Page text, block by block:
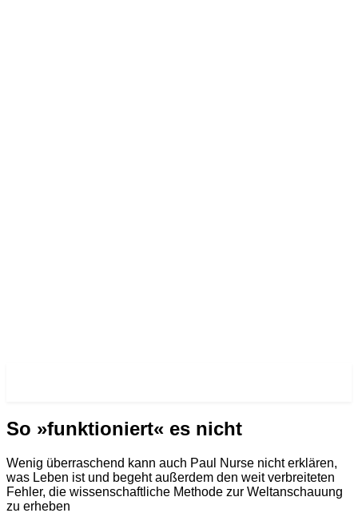
So »funktioniert« es nicht
Wenig überraschend kann auch Paul Nurse nicht erklären,
was Leben ist und begeht außerdem den weit verbreiteten
Fehler, die wissenschaftliche Methode zur Weltanschauung
zu erheben